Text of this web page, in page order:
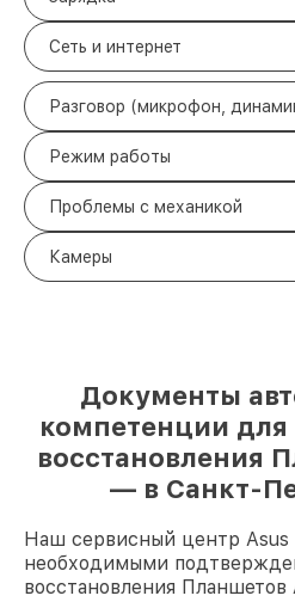
Сеть и интернет
Разговор (микрофон,
Режим работы
Проблемы с механикой
Камеры
Документы
компетенции
восстановления
— в Санкт-
Наш сервисный центр Asus
необходимыми
восстановления Планшетов